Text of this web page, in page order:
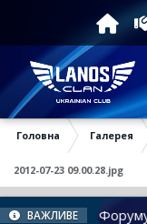
Головна Галерея
2012-07-23 09.00.28.jpg
ВАЖЛИВЕ
Новини Форуму